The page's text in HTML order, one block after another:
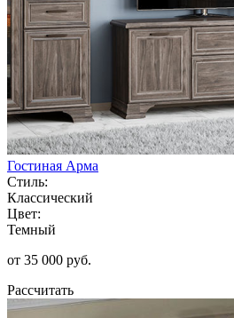
Гостиная Арма
Стиль:
Классический
Цвет:
Темный
от 35 000 руб.
Рассчитать